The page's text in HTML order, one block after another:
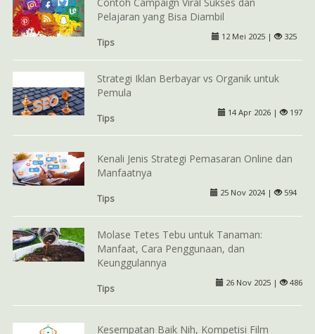
Contoh Campaign Viral Sukses dan
Pelajaran yang Bisa Diambil
Tips
12 Mei 2025 | 325
Strategi Iklan Berbayar vs Organik untuk
Pemula
Tips
14 Apr 2026 | 197
Kenali Jenis Strategi Pemasaran Online dan
Manfaatnya
Tips
25 Nov 2024 | 594
Molase Tetes Tebu untuk Tanaman:
Manfaat, Cara Penggunaan, dan
Keunggulannya
Tips
26 Nov 2025 | 486
Kesempatan Baik Nih, Kompetisi Film